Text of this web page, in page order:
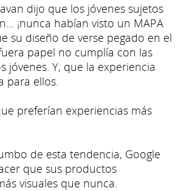
dijo que los jóvenes sujetos
¡nunca habían visto un MAPA
su diseño de verse pegado en el
papel no cumplía con las
jóvenes. Y, que la experiencia
para ellos.
preferían experiencias más
de esta tendencia, Google
que sus productos
visuales que nunca.